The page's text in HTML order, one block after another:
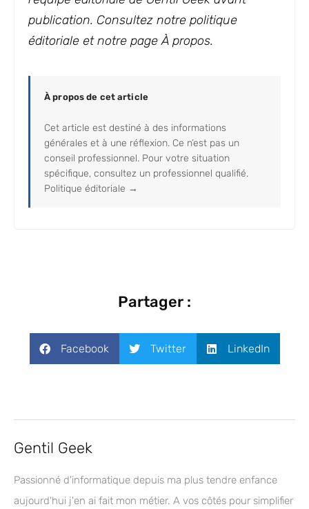
publication. Consultez notre politique
éditoriale et notre page À propos.
À propos de cet article
Cet article est destiné à des informations
générales et à une réflexion. Ce n’est pas un
conseil professionnel. Pour votre situation
spécifique, consultez un professionnel qualifié.
Politique éditoriale →
Partager :
Facebook Twitter LinkedIn
Gentil Geek
Passionné d'informatique depuis ma plus tendre enfance
aujourd'hui j'en ai fait mon métier. A vos côtés pour simplifier